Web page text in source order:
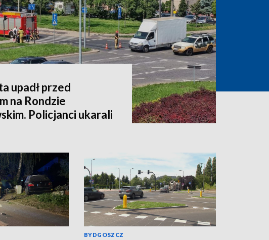
upadł przed
na Rondzie
Policjanci ukarali
BYDGOSZCZ